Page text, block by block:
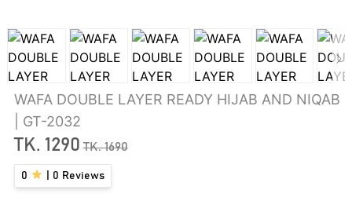
WAFA DOUBLE LAYER READY HIJAB AND NIQAB
| GT-2032
TK. 1290 TK.1690
0 0 Reviews